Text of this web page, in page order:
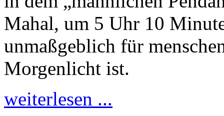
Mahal, um 5 Uhr 10
unmaßgeblich für
Morgenlicht ist.
weiterlesen ...